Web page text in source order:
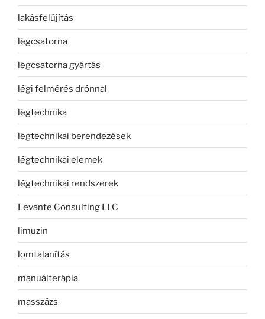
lakásfelújítás
légcsatorna
légcsatorna gyártás
légi felmérés drónnal
légtechnika
légtechnikai berendezések
légtechnikai elemek
légtechnikai rendszerek
Levante Consulting LLC
limuzin
lomtalanítás
manuálterápia
masszázs